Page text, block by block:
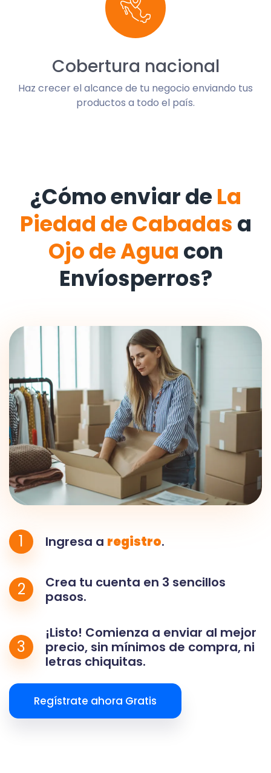
Cobertura nacional
Haz crecer el alcance de tu negocio enviando tus
productos a todo el país.
¿Cómo enviar de La
Piedad de Cabadas a
Ojo de Agua con
Envíosperros?
1 Ingresa a registro.
2
Crea tu cuenta en 3 sencillos
pasos.
3
¡Listo! Comienza a enviar al mejor
precio, sin mínimos de compra, ni
letras chiquitas.
Regístrate ahora Gratis